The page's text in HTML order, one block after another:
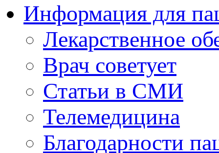
Информация для
Лекарственное
Врач советует
Статьи в СМИ
Телемедицина
Благодарности